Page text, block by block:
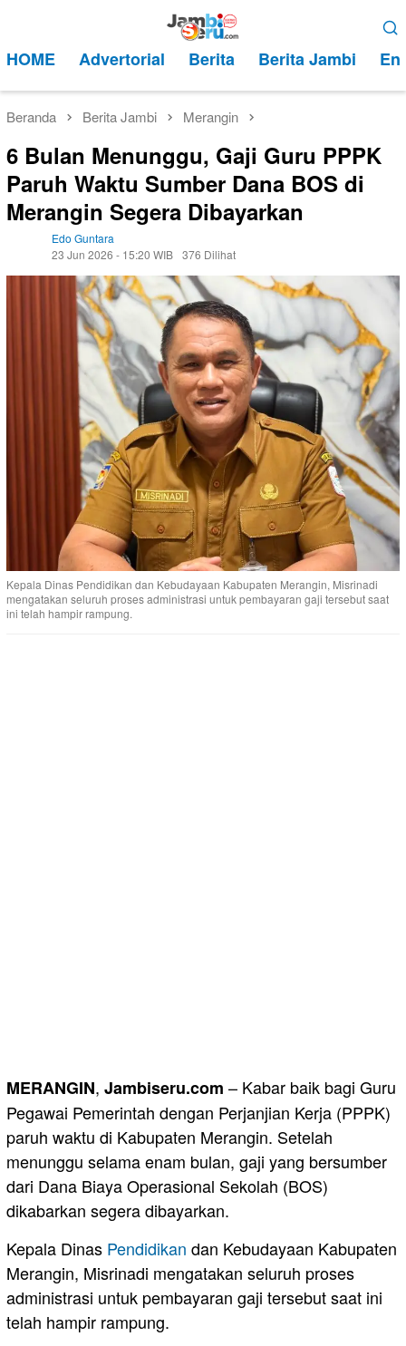
kontenMobile
HOME Advertorial Berita Berita Jambi
Beranda Berita Jambi Merangin
6 Bulan Menunggu, Gaji Guru PPPK
Paruh Waktu Sumber Dana BOS di
Merangin Segera Dibayarkan
Edo Guntara
23 Jun 2026 - 15:20 WIB 376 Dilihat
Kepala Dinas Pendidikan dan Kebudayaan Kabupaten Merangin, Misrinadi
mengatakan seluruh proses administrasi untuk pembayaran gaji tersebut saat
ini telah hampir rampung.
MERANGIN, Jambiseru.com – Kabar baik bagi Guru
Pegawai Pemerintah dengan Perjanjian Kerja (PPPK)
paruh waktu di Kabupaten Merangin. Setelah
menunggu selama enam bulan, gaji yang bersumber
dari Dana Biaya Operasional Sekolah (BOS)
dikabarkan segera dibayarkan.
Kepala Dinas Pendidikan dan Kebudayaan Kabupaten
Merangin, Misrinadi mengatakan seluruh proses
administrasi untuk pembayaran gaji tersebut saat ini
telah hampir rampung.